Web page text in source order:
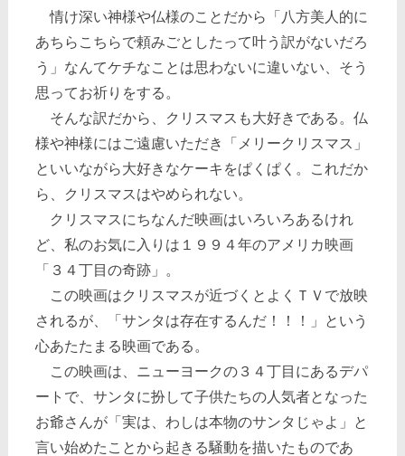
情け深い神様や仏様のことだから「八方美人的に
あちらこちらで頼みごとしたって叶う訳がないだろ
う」なんてケチなことは思わないに違いない、そう
思ってお祈りをする。
そんな訳だから、クリスマスも大好きである。仏
様や神様にはご遠慮いただき「メリークリスマス」
といいながら大好きなケーキをぱくぱく。これだか
ら、クリスマスはやめられない。
クリスマスにちなんだ映画はいろいろあるけれ
ど、私のお気に入りは１９９４年のアメリカ映画
「３４丁目の奇跡」。
この映画はクリスマスが近づくとよくＴＶで放映
されるが、「サンタは存在するんだ！！！」という
心あたたまる映画である。
この映画は、ニューヨークの３４丁目にあるデパ
ートで、サンタに扮して子供たちの人気者となった
お爺さんが「実は、わしは本物のサンタじゃよ」と
言い始めたことから起きる騒動を描いたものであ